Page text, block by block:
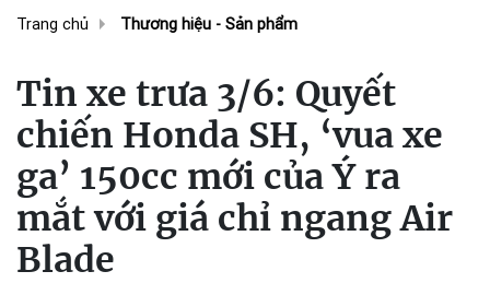
Trang chủ Thương hiệu - Sản phẩm
Tin xe trưa 3/6: Quyết
chiến Honda SH, ‘vua xe
ga’ 150cc mới của Ý ra
mắt với giá chỉ ngang Air
Blade